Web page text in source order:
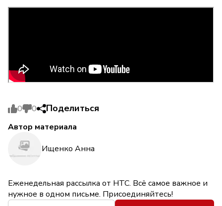
0 0 Поделиться
Автор материала
Ищенко Анна
Еженедельная рассылка от НТС. Всё самое важное и
нужное в одном письме. Присоединяйтесь!